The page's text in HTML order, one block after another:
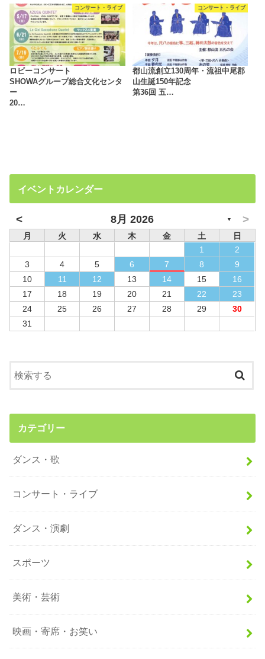
コンサート・ライブ
ロビーコンサート
SHOWAグループ総合文化センタ
ー
20…
コンサート・ライブ
都山流創立130周年・流祖中尾郡
山生誕150年記念
第36回 五…
イベントカレンダー
< 8月 2026 ▼ >
月 火 水 木 金 土
日
1
2
3
4 5 6 7 8
9
10
11 12 13 14 15
16
17
18 19 20 21 22
23
24
25 26 27 28 29
30
31
カテゴリー
ダンス・歌
コンサート・ライブ
ダンス・演劇
スポーツ
美術・芸術
映画・寄席・お笑い